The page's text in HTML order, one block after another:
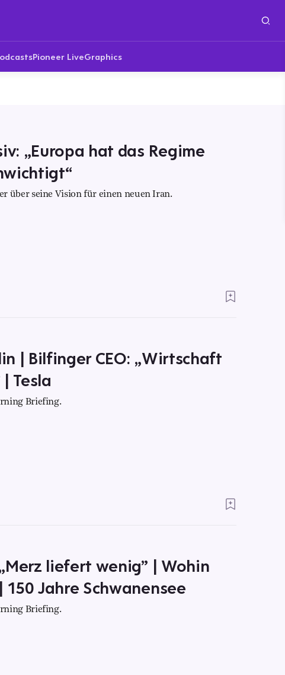
Pioneer LiveGraphics
„Europa hat das Regime
über seine Vision für einen neuen Iran.
| Bilfinger CEO: „Wirtschaft
Tesla
Briefing.
liefert wenig” | Wohin
Jahre Schwanensee
Briefing.